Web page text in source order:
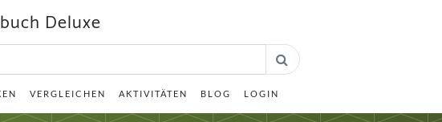
Deluxe
VERGLEICHEN AKTIVITÄTEN BLOG LOGIN